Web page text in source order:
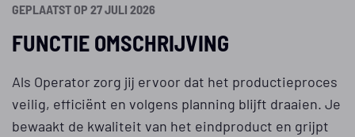
GEPLAATST OP 27 JULI 2026
FUNCTIE OMSCHRIJVING
Als Operator zorg jij ervoor dat het productieproces
veilig, efficiënt en volgens planning blijft draaien. Je
bewaakt de kwaliteit van het eindproduct en grijpt